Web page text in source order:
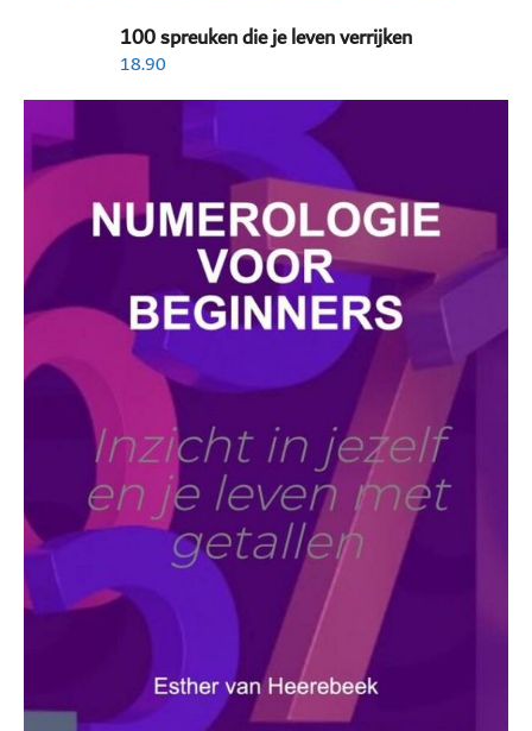
100 spreuken die je leven verrijken
18.90